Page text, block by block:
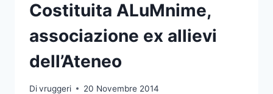
GRANDE
GUERRA”
Costituita ALuMnime,
associazione ex allievi
dell’Ateneo
Divruggeri 20 Novembre 2014